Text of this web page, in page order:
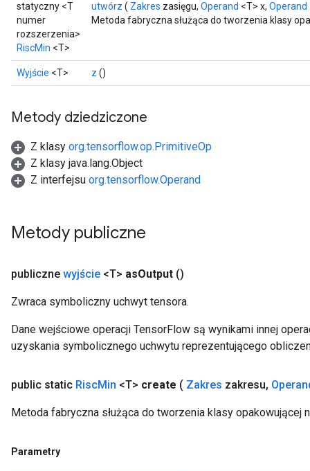
statyczny <T
numer
rozszerzenia>
RiscMin <T>
utwórz ( Zakres zasięgu, Operand <T> x, Operand
Metoda fabryczna służąca do tworzenia klasy
Wyjście <T> z ()
Metody dziedziczone
Z klasy org.tensorflow.op.PrimitiveOp
Z klasy java.lang.Object
Z interfejsu org.tensorflow.Operand
Metody publiczne
publiczne wyjście <T> asOutput ()
Zwraca symboliczny uchwyt tensora.
Dane wejściowe operacji TensorFlow są wynikami innej
uzyskania symbolicznego uchwytu reprezentującego
public static RiscMin <T> create ( Zakres zakresu,
Metoda fabryczna służąca do tworzenia klasy opakowującej
Parametry